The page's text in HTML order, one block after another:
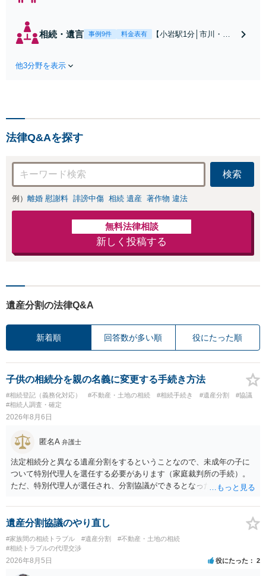
回避、裁判提起前
の和解、子の認知
相続・遺言 事例9件 料金表有
【小岩駅1分│市川・船
しい地域の皆さまも、
休日対応可】
他3分野を表示
法律Q&Aを探す
検索
例） 離婚 慰謝料 誹謗中傷 相続 遺産 著作物 違法
無料法律相談
新しく投稿する
遺産分割の法律Q&A
新着順 回答数が多い順 役にたった順
子供の相続分を親の名義に変更する手続き方法
#相続登記（義務化対応） #不動産・土地の相続 #相続手続き #遺産分割
#協議
#相続人調査・確定
2026年8月6日
匿名A 弁護士
法定相続分と異なる遺産分割をするということなので、未成年の子に
ついて特別代理人を選任する必要があります（家庭裁判所の手続）。
ただ、特別代理人が選任され、分割協議ができるとなったとしても、
の権利も守られなければならないからです。 相続財産全体で、未成年
者の権利が守られているかどうかを判断しなければなりません。 単
に、未成年者を今後養育するのは、自分だからという理由では、法定
相続分以上に多くの遺産を取得することができるというわけではあり
ません。
遺産分割協議のやり直し
#家族間の相続トラブル #遺産分割
#不動産・土地の相続
#相続トラブルの代理交渉
2026年8月5日 役にたった 2